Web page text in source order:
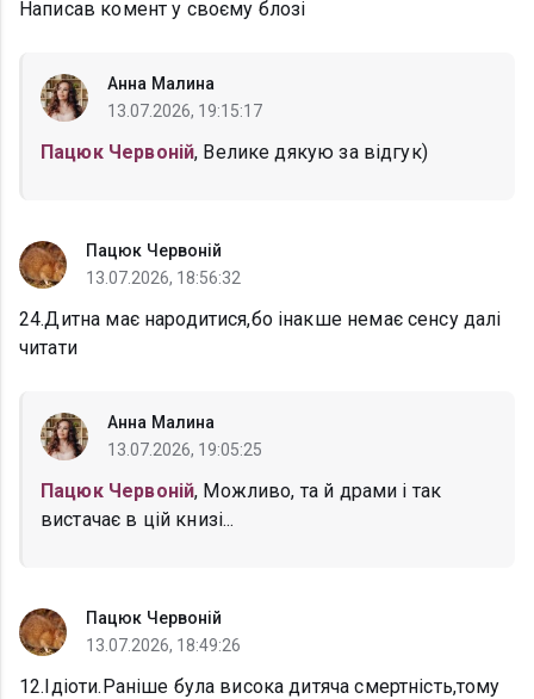
Написав комент у своєму блозі
Анна Малина
13.07.2026, 19:15:17
Пацюк Червоній, Велике дякую за відгук)
Пацюк Червоній
13.07.2026, 18:56:32
24.Дитна має народитися,бо інакше немає сенсу далі
читати
Анна Малина
13.07.2026, 19:05:25
Пацюк Червоній, Можливо, та й драми і так
вистачає в цій книзі...
Пацюк Червоній
13.07.2026, 18:49:26
12.Ідіоти.Раніше була висока дитяча смертність,тому